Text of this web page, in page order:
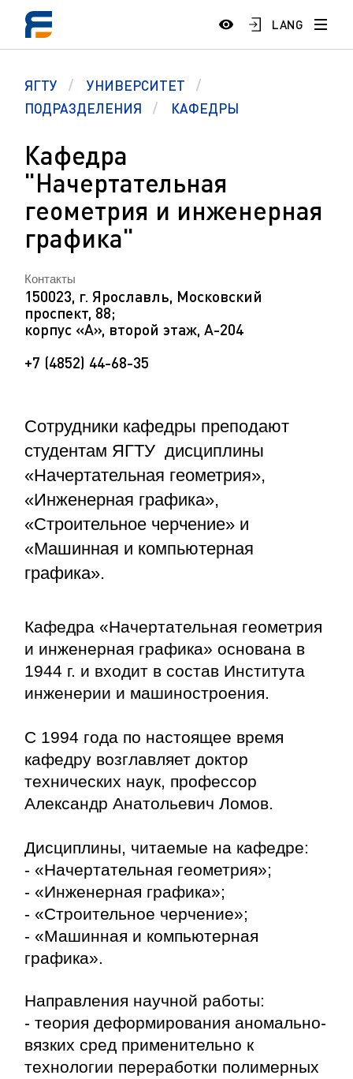
LANG
ЯГТУ
УНИВЕРСИТЕТ
ПОДРАЗДЕЛЕНИЯ
КАФЕДРЫ
Кафедра
"Начертательная
геометрия и инженерная
графика"
Сотрудники кафедры преподают
студентам ЯГТУ дисциплины
«Начертательная геометрия»,
«Инженерная графика»,
«Строительное черчение» и
«Машинная и компьютерная
графика».
Кафедра «Начертательная геометрия
и инженерная графика» основана в
1944 г. и входит в состав Института
инженерии и машиностроения.
C 1994 года по настоящее время
кафедру возглавляет доктор
технических наук, профессор
Александр Анатольевич Ломов.
Дисциплины, читаемые на кафедре:
- «Начертательная геометрия»;
- «Инженерная графика»;
- «Строительное черчение»;
- «Машинная и компьютерная
графика».
Направления научной работы:
- теория деформирования аномально-
вязких сред применительно к
технологии переработки полимерных
Контакты
150023, г. Ярославль, Московский
проспект, 88;
корпус «А», второй этаж, А-204
+7 (4852) 44-68-35